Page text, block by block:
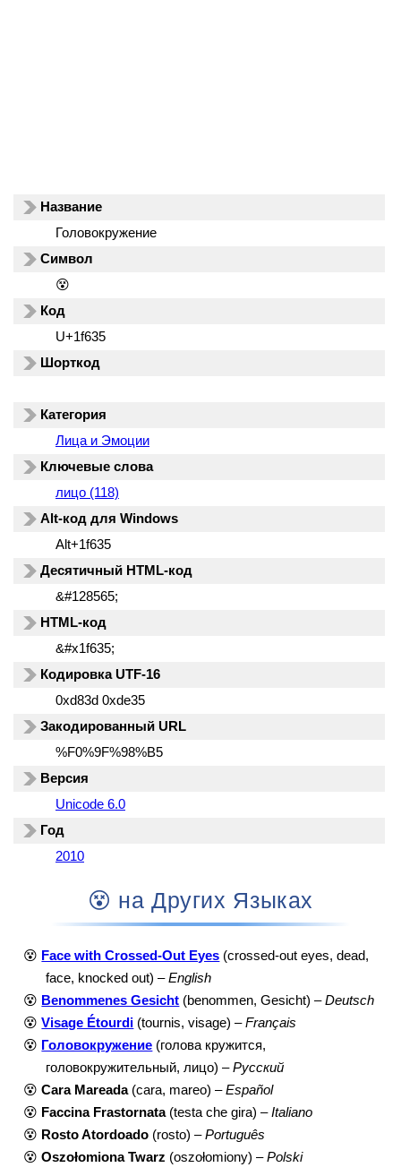
Название
Головокружение
Символ
😵
Код
U+1f635
Шорткод
Категория
Лица и Эмоции
Ключевые слова
лицо (118)
Alt-код для Windows
Alt+1f635
Десятичный HTML-код
&#128565;
HTML-код
&#x1f635;
Кодировка UTF-16
0xd83d 0xde35
Закодированный URL
%F0%9F%98%B5
Версия
Unicode 6.0
Год
2010
😵 на Других Языках
😵 Face with Crossed-Out Eyes (crossed-out eyes, dead,
face, knocked out) –English
😵 Benommenes Gesicht (benommen, Gesicht) –Deutsch
😵 Visage Étourdi (tournis, visage) –Français
😵 Головокружение (голова кружится,
головокружительный, лицо) –Русский
😵 Cara Mareada(cara, mareo) –Español
😵 Faccina Frastornata(testa che gira) –Italiano
😵 Rosto Atordoado (rosto) –Português
😵 Oszołomiona Twarz (oszołomiony) –Polski